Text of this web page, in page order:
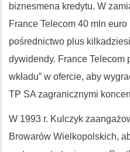
biznesmena kredytu. W
France Telecom 40 mln
pośrednictwo plus
dywidendy. France Telecom
wkładu” w ofercie, aby
TP SA zagranicznymi
W 1993 r. Kulczyk
Browarów Wielkopolskich,